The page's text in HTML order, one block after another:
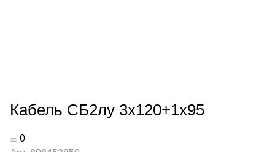
Кабель СБ2лу 3х120+1х95
0